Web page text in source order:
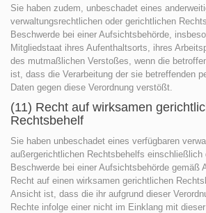
Sie haben zudem, unbeschadet eines
verwaltungsrechtlichen oder gerichtlichen
Beschwerde bei einer Aufsichtsbehörde,
Mitgliedstaat ihres Aufenthaltsorts, ihres
des mutmaßlichen Verstoßes, wenn die
ist, dass die Verarbeitung der sie betreffenden
Daten gegen diese Verordnung verstößt.
(11) Recht auf wirksamen
Rechtsbehelf
Sie haben unbeschadet eines verfügbaren
außergerichtlichen Rechtsbehelfs einschließlich
Beschwerde bei einer Aufsichtsbehörde gemäß
Recht auf einen wirksamen gerichtlichen
Ansicht ist, dass die ihr aufgrund dieser
Rechte infolge einer nicht im Einklang mit